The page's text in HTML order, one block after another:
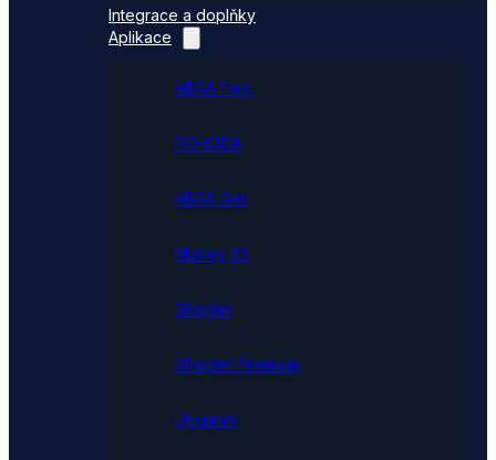
Integrace a doplňky
Aplikace
ABRA Flexi
POHODA
ABRA Gen
Money S3
Shoptet
Shoptet Premium
Upgates